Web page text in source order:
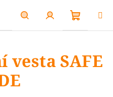
HledatPřihlášení
košík
vesta SAFE